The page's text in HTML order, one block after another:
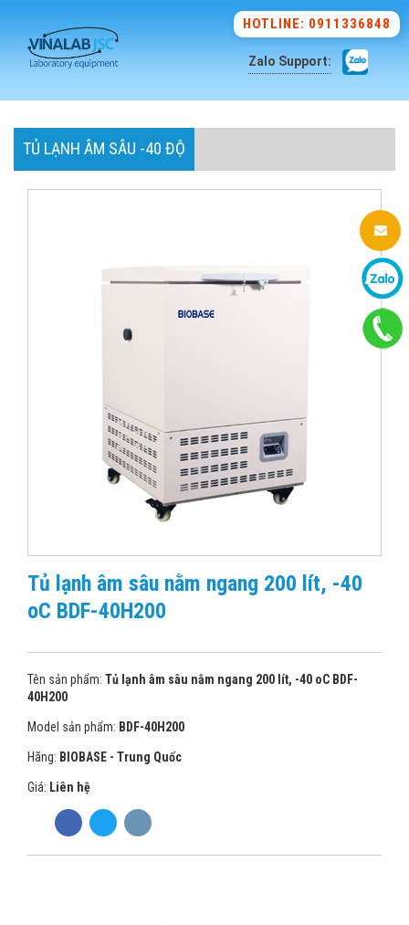
HOTLINE: 0911336848
Zalo Support:
TỦ LẠNH ÂM SÂU -40 ĐỘ
Tủ lạnh âm sâu nằm ngang 200 lít, -40
oC BDF-40H200
Tên sản phẩm: Tủ lạnh âm sâu nằm ngang 200 lít, -40 oC BDF-
40H200
Model sản phẩm: BDF-40H200
Hãng: BIOBASE - Trung Quốc
Giá: Liên hệ